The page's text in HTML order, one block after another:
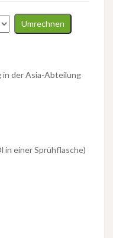
Umrechnen
in der Asia-Abteilung
in einer Sprühflasche)